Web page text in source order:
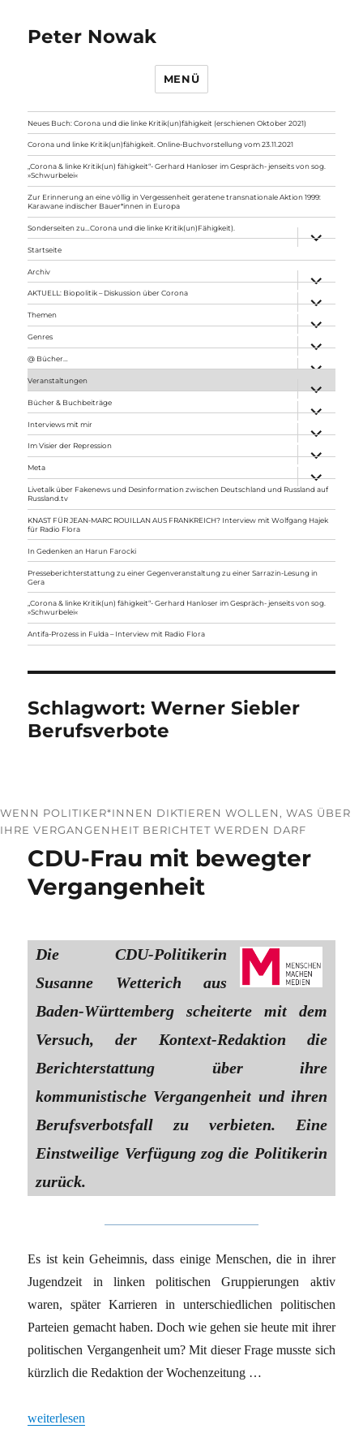
Peter Nowak
MENÜ
Neues Buch: Corona und die linke Kritik(un)fähigkeit (erschienen Oktober 2021)
Corona und linke Kritik(un)fähigkeit. Online-Buchvorstellung vom 23.11.2021
„Corona & linke Kritik(un) fähigkeit“- Gerhard Hanloser im Gespräch- jenseits von sog.
»Schwurbelei«
Zur Erinnerung an eine völlig in Vergessenheit geratene transnationale Aktion 1999:
Karawane indischer Bauer*innen in Europa
Sonderseiten zu…Corona und die linke Kritik(un)Fähigkeit).
anzeigen
Startseite
Archiv
anzeigen
AKTUELL: Biopolitik – Diskussion über Corona
anzeigen
Themen
anzeigen
Genres
anzeigen
@ Bücher…
Veranstaltungen
anzeigen
Bücher & Buchbeiträge
anzeigen
Interviews mit mir
anzeigen
Im Visier der Repression
anzeigen
Meta
anzeigen
Livetalk über Fakenews und Desinformation zwischen Deutschland und Russland auf
Russland.tv
KNAST FÜR JEAN-MARC ROUILLAN AUS FRANKREICH? Interview mit Wolfgang Hajek
für Radio Flora
In Gedenken an Harun Farocki
Presseberichterstattung zu einer Gegenveranstaltung zu einer Sarrazin-Lesung in
Gera
„Corona & linke Kritik(un) fähigkeit“- Gerhard Hanloser im Gespräch- jenseits von sog.
»Schwurbelei«
Antifa-Prozess in Fulda – Interview mit Radio Flora
Schlagwort:Werner Siebler
Berufsverbote
WENN POLITIKER*INNEN DIKTIEREN WOLLEN, WAS ÜBER
IHRE VERGANGENHEIT BERICHTET WERDEN DARF
CDU-Frau mit bewegter
Vergangenheit
Die CDU-Politikerin
Susanne Wetterich aus
Baden-Württemberg scheiterte mit dem
Versuch, der Kontext-Redaktion die
Berichterstattung über ihre
kommunistische Vergangenheit und ihren
Berufsverbotsfall zu verbieten. Eine
Einstweilige Verfügung zog die Politikerin
zurück.
Es ist kein Geheimnis, dass einige Menschen, die in ihrer
Jugendzeit in linken politischen Gruppierungen aktiv
waren, später Karrieren in unterschiedlichen politischen
Parteien gemacht haben. Doch wie gehen sie heute mit ihrer
politischen Vergangenheit um? Mit dieser Frage musste sich
kürzlich die Redaktion der Wochenzeitung …
„CDU-Frau mit bewegter Vergangenheit“
weiterlesen